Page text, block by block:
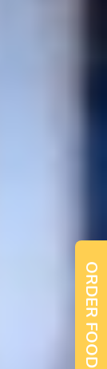
ORDER FOOD